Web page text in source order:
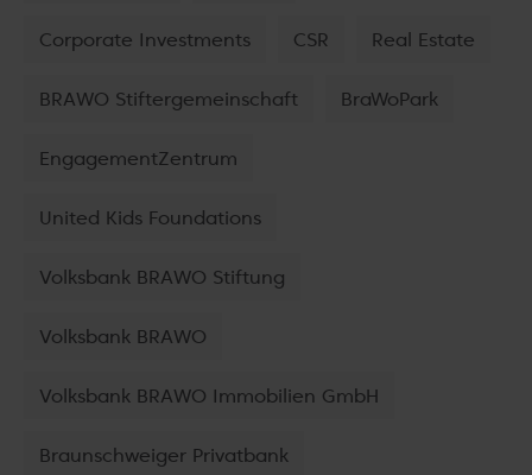
Corporate Investments CSR Real Estate
BRAWO Stiftergemeinschaft BraWoPark
EngagementZentrum
United Kids Foundations
Volksbank BRAWO Stiftung
Volksbank BRAWO
Volksbank BRAWO Immobilien GmbH
Braunschweiger Privatbank